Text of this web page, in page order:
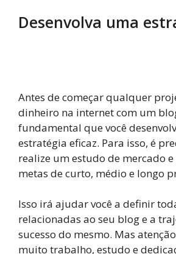
Desenvolva uma
Antes de começar qualquer
dinheiro na internet com um
fundamental que você
estratégia eficaz. Para isso, é
realize um estudo de mercado
metas de curto, médio e longo
Isso irá ajudar você a definir
relacionadas ao seu blog e a
sucesso do mesmo. Mas
muito trabalho, estudo e